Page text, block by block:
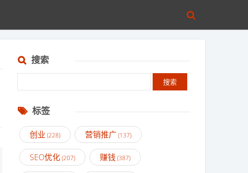
搜索
标签
创业 (228) 营销推广 (137)
SEO优化(207) 赚钱(387)